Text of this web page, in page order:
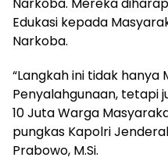
Narkoba. Mereka
Edukasi kepada
Narkoba.
“Langkah ini tidak hanya
Penyalahgunaan, tetapi
10 Juta Warga
pungkas Kapolri
Prabowo, M.Si.